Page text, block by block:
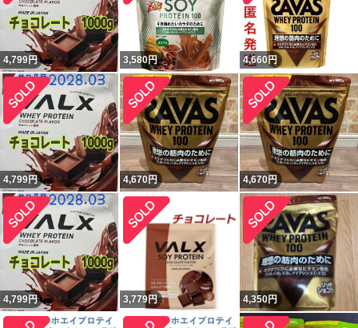
4,799円 3,580円 4,660円
4,799円 4,670円 4,670円
4,799円 3,779円 4,350円